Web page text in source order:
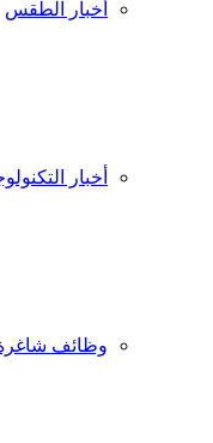
أخبار الطقس
أخبار
وظائف